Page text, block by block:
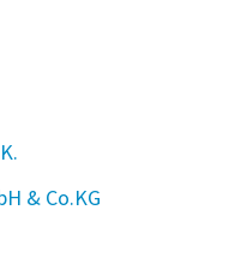
& Co.KG